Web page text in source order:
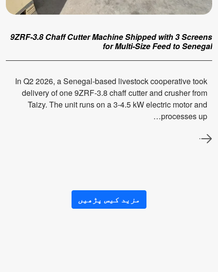
9ZRF-3.8 Chaff Cutter Machine Shipped with 3 Screens
for Multi-Size Feed to Senegal
In Q2 2026, a Senegal-based livestock cooperative took
delivery of one 9ZRF-3.8 chaff cutter and crusher from
Taizy. The unit runs on a 3-4.5 kW electric motor and
processes up…
مزید کیس پڑھیں